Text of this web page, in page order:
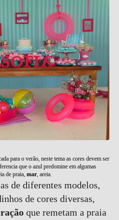
para o verão, neste tema as cores devem ser
que o azul predomine em algumas
de praia, mar, areia.
de diferentes modelos,
de cores diversas,
que remetam a praia